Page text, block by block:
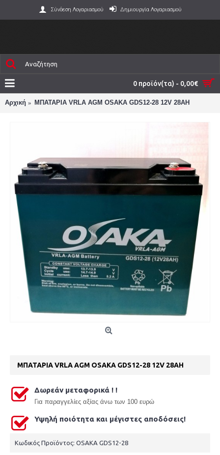
Σύνδεση Λογαριασμού Δημιουργία Λογαριασμού
0 προϊόν(τα) - 0,00€
Αρχική ΜΠΑΤΑΡΙΑ VRLA AGM OSAKA GDS12-28 12V 28AH
ΜΠΑΤΑΡΙΑ VRLA AGM OSAKA GDS12-28 12V 28AH
Δωρεάν μεταφορικά ! !
Για παραγγελίες αξίας άνω των 100 ευρώ
Υψηλή ποιότητα και μέγιστες αποδόσεις!
Κωδικός Προϊόντος: OSAKA GDS12-28